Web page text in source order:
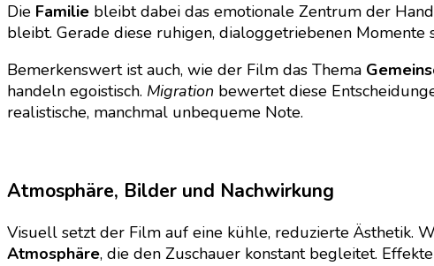
Die Familie bleibt dabei das emotionale Zentrum der
bleibt. Gerade diese ruhigen, dialoggetriebenen Momente
Bemerkenswert ist auch, wie der Film das Thema
handeln egoistisch. Migration bewertet diese
realistische, manchmal unbequeme Note.
Atmosphäre, Bilder und Nachwirkung
Visuell setzt der Film auf eine kühle, reduzierte Ästhetik.
Atmosphäre, die den Zuschauer konstant begleitet.